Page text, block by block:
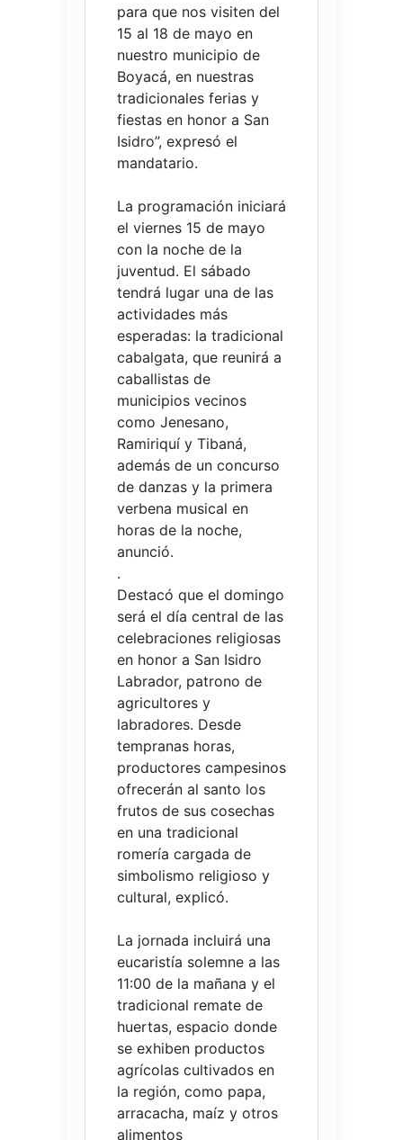
para que nos visiten del
15 al 18 de mayo en
nuestro municipio de
Boyacá, en nuestras
tradicionales ferias y
fiestas en honor a San
Isidro”, expresó el
mandatario.
La programación iniciará
el viernes 15 de mayo
con la noche de la
juventud. El sábado
tendrá lugar una de las
actividades más
esperadas: la tradicional
cabalgata, que reunirá a
caballistas de
municipios vecinos
como Jenesano,
Ramiriquí y Tibaná,
además de un concurso
de danzas y la primera
verbena musical en
horas de la noche,
anunció.
.
Destacó que el domingo
será el día central de las
celebraciones religiosas
en honor a San Isidro
Labrador, patrono de
agricultores y
labradores. Desde
tempranas horas,
productores campesinos
ofrecerán al santo los
frutos de sus cosechas
en una tradicional
romería cargada de
simbolismo religioso y
cultural, explicó.
La jornada incluirá una
eucaristía solemne a las
11:00 de la mañana y el
tradicional remate de
huertas, espacio donde
se exhiben productos
agrícolas cultivados en
la región, como papa,
arracacha, maíz y otros
alimentos